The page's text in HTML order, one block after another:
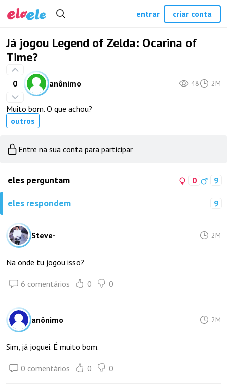
Já jogou Legend of Zelda: Ocarina of
Time?
0 anônimo 48 2M
Muito bom. O que achou?
outros
Entre na sua conta para participar
eles perguntam 0 9
eles respondem 9
Steve- 2M
Na onde tu jogou isso?
6 comentários 0 0
anônimo 2M
Sim, já joguei. É muito bom.
0 comentários 0 0
entrar criar conta